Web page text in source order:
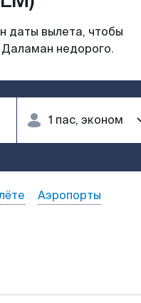
даты вылета, чтобы
недорого.
Аэропорты